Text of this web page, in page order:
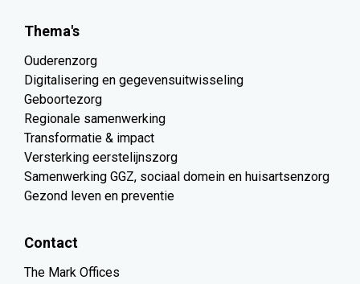
Thema's
Ouderenzorg
Digitalisering en gegevensuitwisseling
Geboortezorg
Regionale samenwerking
Transformatie & impact
Versterking eerstelijnszorg
Samenwerking GGZ, sociaal domein en huisartsenzorg
Gezond leven en preventie
Contact
The Mark Offices